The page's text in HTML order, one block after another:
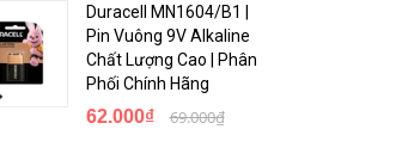
Duracell MN1604/B1 |
Pin Vuông 9V Alkaline
Chất Lượng Cao | Phân
Phối Chính Hãng
62.000₫ 69.000₫